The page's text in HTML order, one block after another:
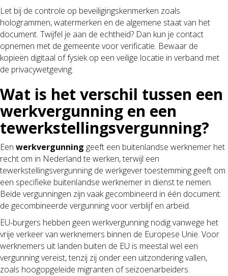
Let bij de controle op beveiligingskenmerken zoals
hologrammen, watermerken en de algemene staat van het
document. Twijfel je aan de echtheid? Dan kun je contact
opnemen met de gemeente voor verificatie. Bewaar de
kopieën digitaal of fysiek op een veilige locatie in verband met
de privacywetgeving.
Wat is het verschil tussen een
werkvergunning en een
tewerkstellingsvergunning?
Een werkvergunning geeft een buitenlandse werknemer het
recht om in Nederland te werken, terwijl een
tewerkstellingsvergunning de werkgever toestemming geeft om
een specifieke buitenlandse werknemer in dienst te nemen.
Beide vergunningen zijn vaak gecombineerd in één document:
de gecombineerde vergunning voor verblijf en arbeid.
EU-burgers hebben geen werkvergunning nodig vanwege het
vrije verkeer van werknemers binnen de Europese Unie. Voor
werknemers uit landen buiten de EU is meestal wel een
vergunning vereist, tenzij zij onder een uitzondering vallen,
zoals hoogopgeleide migranten of seizoenarbeiders.